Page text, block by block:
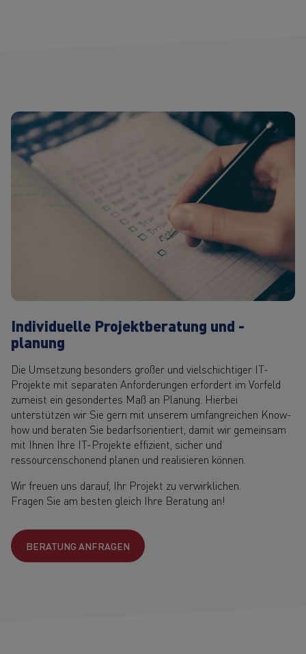
Individuelle Projektberatung und -
planung
Die Umsetzung besonders großer und vielschichtiger IT-
Projekte mit separaten Anforderungen erfordert im Vorfeld
zumeist ein gesondertes Maß an Planung. Hierbei
unterstützen wir Sie gern mit unserem umfangreichen Know-
how und beraten Sie bedarfsorientiert, damit wir gemeinsam
mit Ihnen Ihre IT-Projekte effizient, sicher und
ressourcenschonend planen und realisieren können.
Wir freuen uns darauf, Ihr Projekt zu verwirklichen.
Fragen Sie am besten gleich Ihre Beratung an!
BERATUNG ANFRAGEN